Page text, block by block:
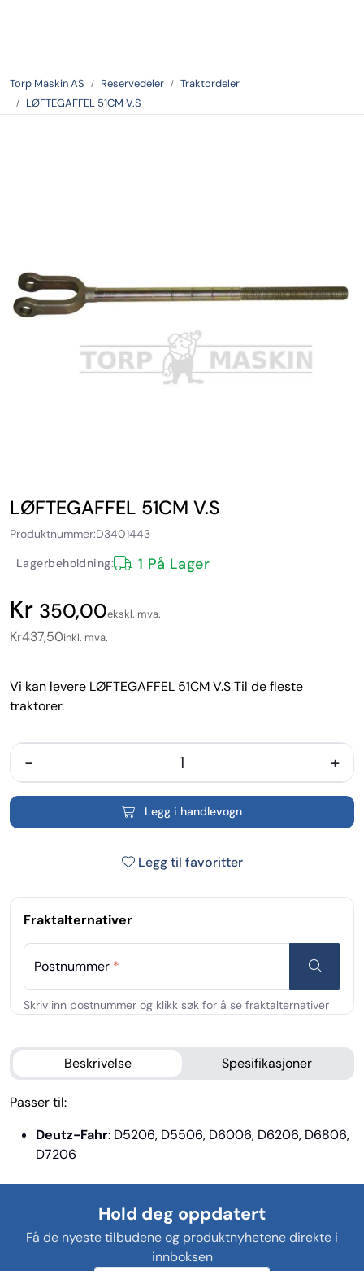
Torp Maskin AS Reservedeler
Traktordeler
LØFTEGAFFEL 51CM V.S
LØFTEGAFFEL 51CM V.S
Produktnummer:D3401443
Lagerbeholdning: 1 På Lager
350,00ekskl. mva.
Kr437,50inkl. mva.
- +
Legg i handlevogn
Legg til favoritter
Vi kan levere LØFTEGAFFEL 51CM V.S Til de fleste
traktorer.
Fraktalternativer
Postnummer *
Beskrivelse Spesifikasjoner
Passer til:
Deutz-Fahr: D5206, D5506, D6006, D6206, D6806,
D7206
Hold deg oppdatert
Få de nyeste tilbudene og produktnyhetene direkte i
innboksen